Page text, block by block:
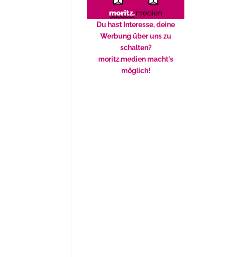
Du hast Interesse, deine
Werbung über uns zu
schalten?
moritz.medien macht's
möglich!